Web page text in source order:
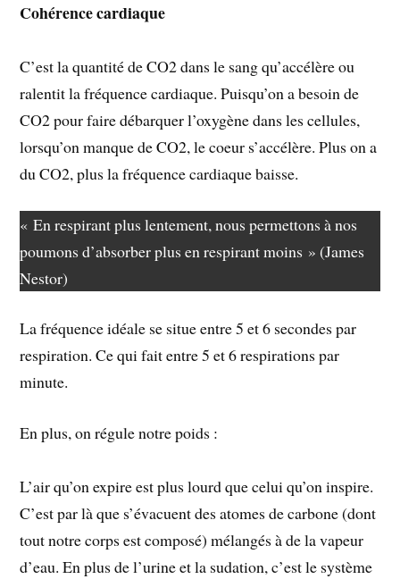
Cohérence cardiaque
C’est la quantité de CO2 dans le sang qu’accélère ou
ralentit la fréquence cardiaque. Puisqu’on a besoin de
CO2 pour faire débarquer l’oxygène dans les cellules,
lorsqu’on manque de CO2, le coeur s’accélère. Plus on a
du CO2, plus la fréquence cardiaque baisse.
« En respirant plus lentement, nous permettons à nos
poumons d’absorber plus en respirant moins » (James
Nestor)
La fréquence idéale se situe entre 5 et 6 secondes par
respiration. Ce qui fait entre 5 et 6 respirations par
minute.
En plus, on régule notre poids :
L’air qu’on expire est plus lourd que celui qu’on inspire.
C’est par là que s’évacuent des atomes de carbone (dont
tout notre corps est composé) mélangés à de la vapeur
d’eau. En plus de l’urine et la sudation, c’est le système